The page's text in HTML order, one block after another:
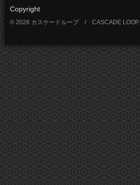
Copyright
© 2026 カスケードループ / CASCADE LOOP.